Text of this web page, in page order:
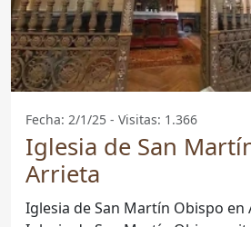
Fecha: 2/1/25 - Visitas: 1.366
Iglesia de San
Arrieta
Iglesia de San Martín Obispo en